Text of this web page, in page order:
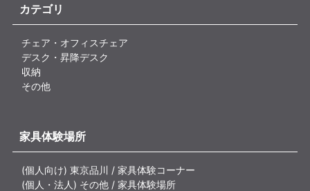
カテゴリ
チェア・オフィスチェア
デスク・昇降デスク
収納
その他
家具体験場所
(個人向け) 東京品川 / 家具体験コーナー
(個人・法人) その他 / 家具体験場所